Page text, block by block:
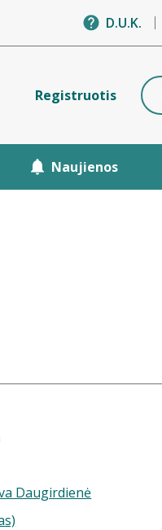
D.U.K.
Registruotis
Naujienos
Daugirdienė